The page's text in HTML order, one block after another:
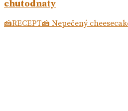
chutodnaty
🍰RECEPT🍰 Nepečený